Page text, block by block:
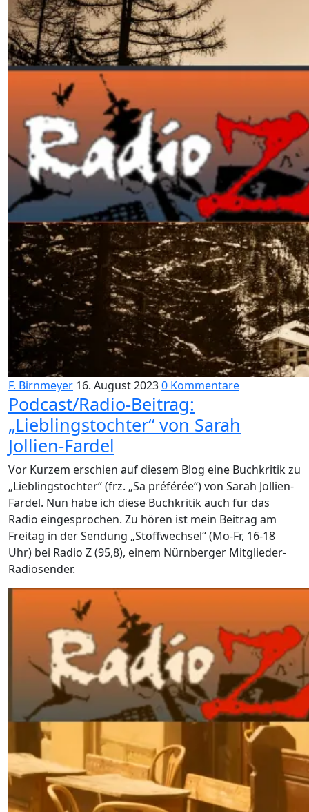
F. Birnmeyer 16. August 20230 Kommentare
Podcast/Radio-Beitrag:
„Lieblingstochter“ von Sarah
Jollien-Fardel
Vor Kurzem erschien auf diesem Blog eine Buchkritik zu
„Lieblingstochter“ (frz. „Sa préférée“) von Sarah Jollien-
Fardel. Nun habe ich diese Buchkritik auch für das
Radio eingesprochen. Zu hören ist mein Beitrag am
Freitag in der Sendung „Stoffwechsel“ (Mo-Fr, 16-18
Uhr) bei Radio Z (95,8), einem Nürnberger Mitglieder-
Radiosender.